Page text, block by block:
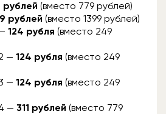
рублей (вместо 779 рублей)
рублей (вместо 1399 рублей)
124 рубля (вместо 249
— 124 рубля (вместо 249
— 124 рубля (вместо 249
— 311 рублей (вместо 779